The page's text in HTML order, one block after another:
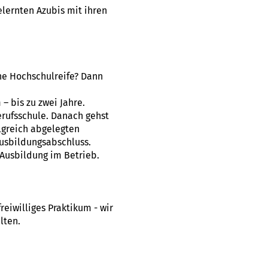
Azubis mit ihren
Hochschulreife? Dann
bis zu zwei Jahre.
Danach gehst
abgelegten
im Betrieb.
Praktikum - wir